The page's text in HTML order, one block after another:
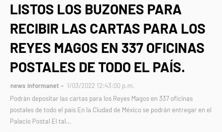
LISTOS LOS BUZONES PARA
RECIBIR LAS CARTAS PARA LOS
REYES MAGOS EN 337 OFICINAS
POSTALES DE TODO EL PAÍS.
news informanet
1/03/2022 12:43:00 p.m.
Podrán depositar las cartas para los Reyes Magos en 337 oficinas
postales de todo el país En la Ciudad de México se podrán entregar en el
Palacio Postal El tal…